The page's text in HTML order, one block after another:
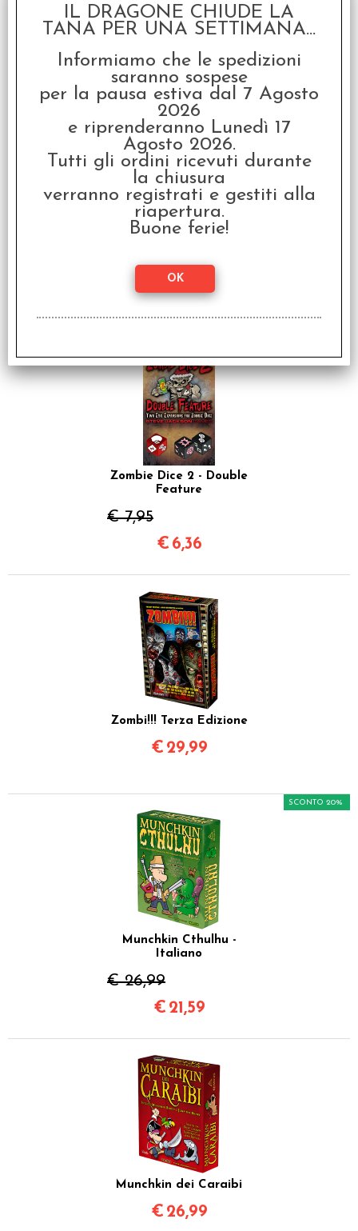
Zombie Dice 3 - School
Bus
€ 8,99
SCONTO 20%
€ 7,19
prodotto, hanno scelto anche questi
Zombie Dice 2 - Double
Feature
€ 7,95
€ 6,36
Zombi!!! Terza Edizione
€ 29,99
Munchkin Cthulhu -
Italiano
€ 26,99
SCONTO 20%
€ 21,59
Munchkin dei Caraibi
€ 26,99
IL DRAGONE CHIUDE LA
TANA PER UNA SETTIMANA...
Informiamo che le spedizioni
saranno sospese
per la pausa estiva dal 7 Agosto
2026
e riprenderanno Lunedì 17
Agosto 2026.
Tutti gli ordini ricevuti durante
la chiusura
verranno registrati e gestiti alla
riapertura.
Buone ferie!